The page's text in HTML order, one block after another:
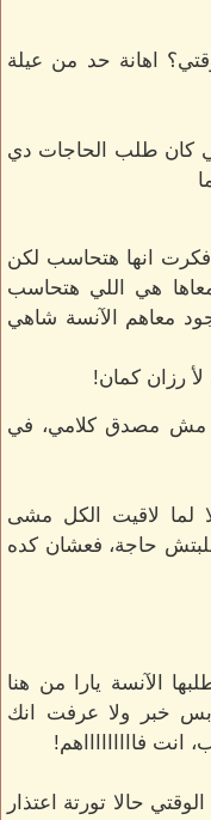
اهانة حد من عيلة
كان طلب الحاجات دي
فكرت انها هتحاسب لكن
معاها هي اللي هتحاسب
معاهم الآنسة شاهي
رزان كمان!
مش مصدق كلامي، في
لما لاقيت الكل مشى
حاجة، فعشان كده
الآنسة يارا من هنا
بس خبر ولا عرفت انك
فاااااااااهم!
حالا تورتة اعتذار